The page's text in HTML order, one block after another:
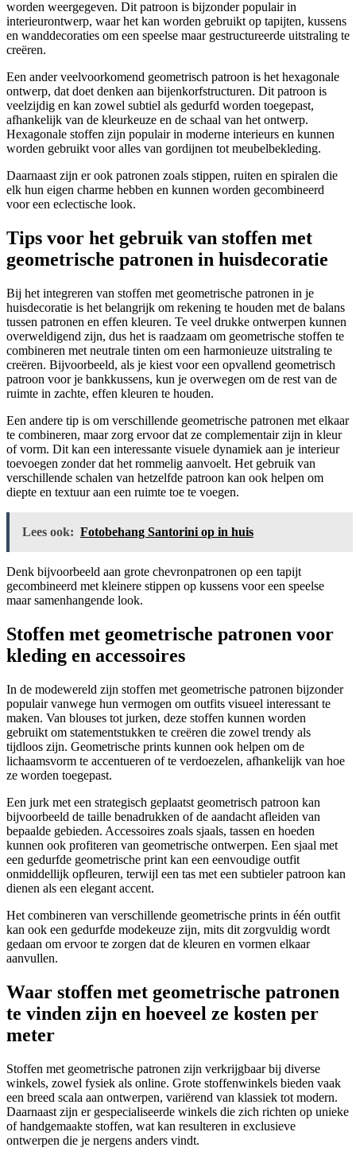
worden weergegeven. Dit patroon is bijzonder populair in
interieurontwerp, waar het kan worden gebruikt op tapijten, kussens
en wanddecoraties om een speelse maar gestructureerde uitstraling te
creëren.
Een ander veelvoorkomend geometrisch patroon is het hexagonale
ontwerp, dat doet denken aan bijenkorfstructuren. Dit patroon is
veelzijdig en kan zowel subtiel als gedurfd worden toegepast,
afhankelijk van de kleurkeuze en de schaal van het ontwerp.
Hexagonale stoffen zijn populair in moderne interieurs en kunnen
worden gebruikt voor alles van gordijnen tot meubelbekleding.
Daarnaast zijn er ook patronen zoals stippen, ruiten en spiralen die
elk hun eigen charme hebben en kunnen worden gecombineerd
voor een eclectische look.
Tips voor het gebruik van stoffen met
geometrische patronen in huisdecoratie
Bij het integreren van stoffen met geometrische patronen in je
huisdecoratie is het belangrijk om rekening te houden met de balans
tussen patronen en effen kleuren. Te veel drukke ontwerpen kunnen
overweldigend zijn, dus het is raadzaam om geometrische stoffen te
combineren met neutrale tinten om een harmonieuze uitstraling te
creëren. Bijvoorbeeld, als je kiest voor een opvallend geometrisch
patroon voor je bankkussens, kun je overwegen om de rest van de
ruimte in zachte, effen kleuren te houden.
Een andere tip is om verschillende geometrische patronen met elkaar
te combineren, maar zorg ervoor dat ze complementair zijn in kleur
of vorm. Dit kan een interessante visuele dynamiek aan je interieur
toevoegen zonder dat het rommelig aanvoelt. Het gebruik van
verschillende schalen van hetzelfde patroon kan ook helpen om
diepte en textuur aan een ruimte toe te voegen.
Lees ook: Fotobehang Santorini op in huis
Denk bijvoorbeeld aan grote chevronpatronen op een tapijt
gecombineerd met kleinere stippen op kussens voor een speelse
maar samenhangende look.
Stoffen met geometrische patronen voor
kleding en accessoires
In de modewereld zijn stoffen met geometrische patronen bijzonder
populair vanwege hun vermogen om outfits visueel interessant te
maken. Van blouses tot jurken, deze stoffen kunnen worden
gebruikt om statementstukken te creëren die zowel trendy als
tijdloos zijn. Geometrische prints kunnen ook helpen om de
lichaamsvorm te accentueren of te verdoezelen, afhankelijk van hoe
ze worden toegepast.
Een jurk met een strategisch geplaatst geometrisch patroon kan
bijvoorbeeld de taille benadrukken of de aandacht afleiden van
bepaalde gebieden. Accessoires zoals sjaals, tassen en hoeden
kunnen ook profiteren van geometrische ontwerpen. Een sjaal met
een gedurfde geometrische print kan een eenvoudige outfit
onmiddellijk opfleuren, terwijl een tas met een subtieler patroon kan
dienen als een elegant accent.
Het combineren van verschillende geometrische prints in één outfit
kan ook een gedurfde modekeuze zijn, mits dit zorgvuldig wordt
gedaan om ervoor te zorgen dat de kleuren en vormen elkaar
aanvullen.
Waar stoffen met geometrische patronen
te vinden zijn en hoeveel ze kosten per
meter
Stoffen met geometrische patronen zijn verkrijgbaar bij diverse
winkels, zowel fysiek als online. Grote stoffenwinkels bieden vaak
een breed scala aan ontwerpen, variërend van klassiek tot modern.
Daarnaast zijn er gespecialiseerde winkels die zich richten op unieke
of handgemaakte stoffen, wat kan resulteren in exclusieve
ontwerpen die je nergens anders vindt.